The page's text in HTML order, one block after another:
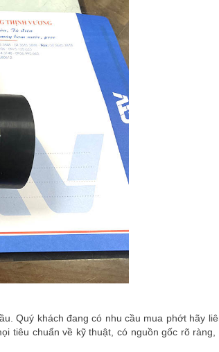
Quý khách đang có nhu cầu mua phớt hãy
tiêu chuẩn về kỹ thuật, có nguồn gốc rõ ràng,